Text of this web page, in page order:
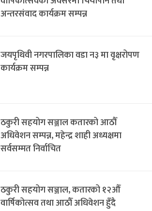
अन्तरसंवाद कार्यक्रम सम्पन्न
जयपृथिवी नगरपालिका वडा न३ मा वृक्षरोपण
कार्यक्रम सम्पन्न
ठकुरी सहयोग सञ्जाल कतारको आठौँ
अधिवेशन सम्पन्न, महेन्द्र शाही अध्यक्षमा
सर्वसम्मत निर्वाचित
ठकुरी सहयोग सञ्जाल, कतारको १२औँ
वार्षिकोत्सव तथा आठौँ अधिवेशन हुँदै